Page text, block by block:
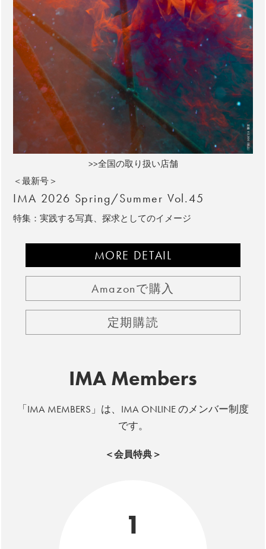
>>全国の取り扱い店舗
＜最新号＞
IMA 2026 Spring/Summer Vol.45
特集：実践する写真、探求としてのイメージ
MORE DETAIL
Amazonで購入
定期購読
IMA Members
「IMA MEMBERS」は、IMA ONLINE のメンバー制度
です。
＜会員特典＞
1